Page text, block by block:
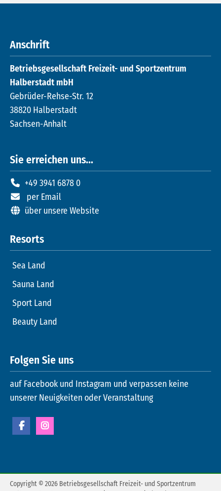
Anschrift
Betriebsgesellschaft Freizeit- und Sportzentrum
Halberstadt mbH
Gebrüder-Rehse-Str. 12
38820 Halberstadt
Sachsen-Anhalt
Sie erreichen uns...
+49 3941 6878 0
per Email
über unsere Website
Resorts
Sea Land
Sauna Land
Sport Land
Beauty Land
Folgen Sie uns
auf Facebook und Instagram und verpassen keine
unserer Neuigkeiten oder Veranstaltung
Copyright © 2026 Betriebsgesellschaft Freizeit- und Sportzentrum